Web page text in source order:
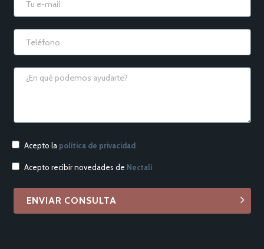
Acepto la política de privacidad
Acepto recibir novedades de Nectali